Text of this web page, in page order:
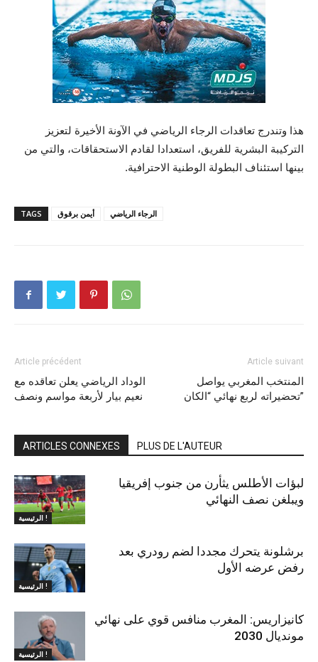
هذا وتندرج تعاقدات الرجاء الرياضي في الآونة الأخيرة لتعزيز
التركيبة البشرية للفريق، استعدادا لقادم الاستحقاقات، والتي من
بينها استئناف البطولة الوطنية الاحترافية.
TAGS أيمن برقوق الرجاء الرياضي
Article précédent
الوداد الرياضي يعلن تعاقده مع
نعيم بيار لأربعة مواسم ونصف
Article suivant
المنتخب المغربي يواصل
تحضيراته لربع نهائي “الكان”
ARTICLES CONNEXES PLUS DE L'AUTEUR
الرئيسية !
لبؤات الأطلس يثأرن من جنوب إفريقيا
ويبلغن نصف النهائي
الرئيسية !
برشلونة يتحرك مجددا لضم رودري بعد
رفض عرضه الأول
الرئيسية !
كانيزاريس: المغرب منافس قوي على نهائي
مونديال 2030